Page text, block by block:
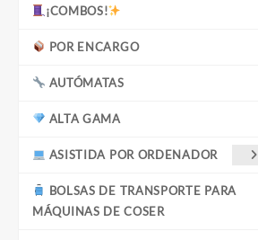
¡COMBOS!
POR ENCARGO
AUTÓMATAS
ALTA GAMA
ASISTIDA POR ORDENADOR
BOLSAS DE TRANSPORTE PARA
MÁQUINAS DE COSER